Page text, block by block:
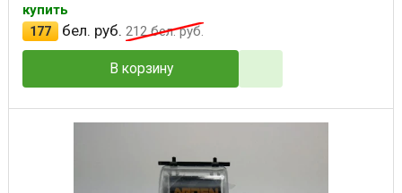
купить
177
бел. руб. 212бел. руб.
В корзину